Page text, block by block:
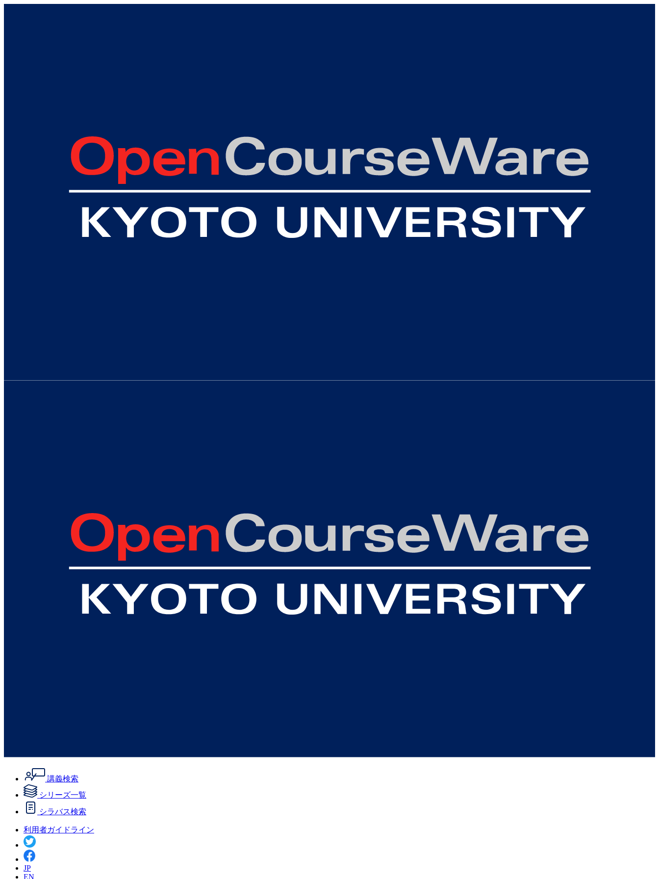
講義検索
シリーズ一覧
シラバス検索
利用者ガイドライン
JP
EN